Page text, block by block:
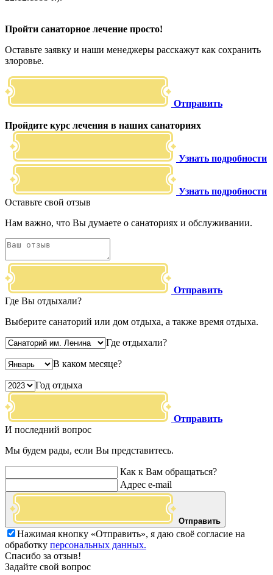
Пройти санаторное лечение просто!
Оставьте заявку и наши менеджеры расскажут как сохранить
злоровье.
Отправить
Пройдите курс лечения в наших санаториях
Узнать подробности
Узнать подробности
Оставьте свой отзыв
Нам важно, что Вы думаете о санаториях и обслуживании.
Отправить
Где Вы отдыхали?
Выберите санаторий или дом отдыха, а также время отдыха.
Где отдыхали?
В каком месяце?
Год отдыха
Отправить
И последний вопрос
Мы будем рады, если Вы представитесь.
Как к Вам обращаться?
Адрес e-mail
Отправить
Нажимая кнопку «Отправить», я даю своё согласие на
обработку персональных данных.
Спасибо за отзыв!
Задайте свой вопрос